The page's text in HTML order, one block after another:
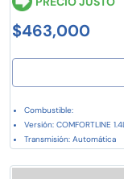
$463,000
Combustible:
Versión: COMFORTLINE
Transmisión: Automática